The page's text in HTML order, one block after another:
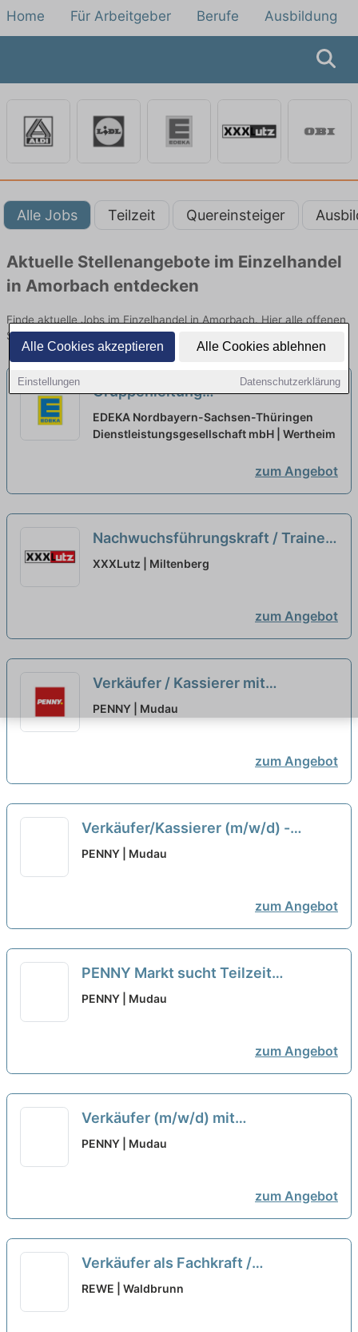
Alle Cookies akzeptieren Alle Cookies ablehnen
Einstellungen Datenschutzerklärung
Home Für Arbeitgeber Berufe Ausbildung
Alle Jobs Teilzeit Quereinsteiger
Aktuelle Stellenangebote im Einzelhandel
in Amorbach entdecken
Finde aktuelle Jobs im Einzelhandel in Amorbach. Hier alle offenen
Stellenangebote im Verkauf, Vertrieb und Handel vergleichen.
Gruppenleitung
Personalabrechnung (m/w/d) neu
EDEKA Nordbayern-Sachsen-Thüringen
Dienstleistungsgesellschaft mbH | Wertheim
zum Angebot
Nachwuchsführungskraft / Trainee
Lagerleiter (m/w/d)
XXXLutz | Miltenberg
zum Angebot
Verkäufer / Kassierer mit
Vertretungsfunktion (m/w/d)
PENNY | Mudau
zum Angebot
Verkäufer/Kassierer (m/w/d) -
Teilzeit Penny Markt GmbH
PENNY | Mudau
zum Angebot
PENNY Markt sucht Teilzeit
Verkäufer/Kassierer (m/w/d)
PENNY | Mudau
zum Angebot
Verkäufer (m/w/d) mit
Kassiertätigkeit in Teilzeit REWE
PENNY | Mudau
zum Angebot
Verkäufer als Fachkraft /
Quereinsteiger Frischetheke
REWE | Waldbrunn